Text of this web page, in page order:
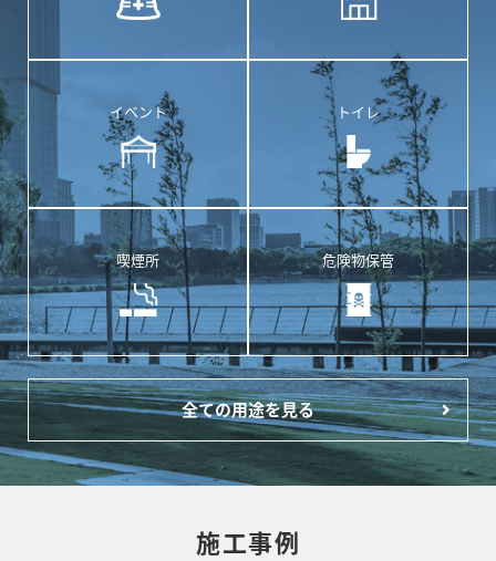
イベント トイレ
喫煙所 危険物保管
全ての用途を見る
施工事例